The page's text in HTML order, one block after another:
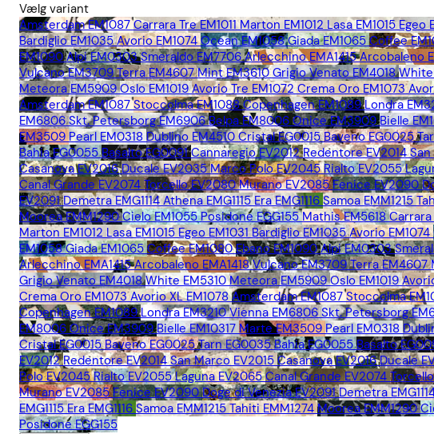
Vælg variant
Amsterdam EM1087 Carrara Tre EM1011 Marton EM1012 Lasa EM1015 Egeo
Bardiglio EM1035 Avorio EM1074 Ocean EM1058 Giada EM1065 Coffee
EM1090 Alpi EM0303 Smeraldo EM7706 Arlecchino EMA1415 Arcobaleno
Vulcano EM3709 Terra EM4607 Mint EM3610 Grigio Venato EM4018 White
Meteora EM5909 Oslo EM1019 Avorio Tre EM1072 Crema Oro EM1073
Amsterdam EM1087 Stoccolma EM1088 Copenhagen EM1089 Londra
EM6806 Skt. Petersborg EM6906 Belpa EM8006 Onice EM3909 Bielle
EM3509 Pearl EM0318 Dublino EM4510 Cristal EG0015 Baveno EG0025
Bahia EG0055 Basalto EG0091 Cannaregio EV2012 Redentore EV2014
Casanova EV2016 Ducale EV2035 Marco Polo EV2045 Rialto EV2055
Canal Grande EV2074 Torcello EV2080 Murano EV2085 Fenice EV2090
EV2091 Demetra EMG1114 Athena EMG1115 Era EMG1116 Samoa EMM1215
Moorea EMM1290 Cielo EM1055 Posidone EGG155 Mathis EM5618 Carrara
Marton EM1012 Lasa EM1015 Egeo EM1031 Bardiglio EM1035 Avorio EM1074
EM1058 Giada EM1065 Coffee EM1080 Ebano EM1090 Alpi EM0303
Arlecchino EMA1415 Arcobaleno EMA1418 Vulcano EM3709 Terra EM4607
Grigio Venato EM4018 White EM5310 Meteora EM5909 Oslo EM1019
Crema Oro EM1073 Avorio XL EM1078 Amsterdam EM1087 Stoccolma
Copenhagen EM1089 Londra EM3210 Vienna EM6806 Skt. Petersborg
EM8006 Onice EM3909 Bielle EM10317 Marte EM3509 Pearl EM0318
Cristal EG0015 Baveno EG0025 Tarn EG0035 Bahia EG0055 Basalto
EV2012 Redentore EV2014 San Marco EV2015 Casanova EV2016 Ducale
Polo EV2045 Rialto EV2055 Laguna EV2065 Canal Grande EV2074
Murano EV2085 Fenice EV2090 Doge di Venezia EV2091 Demetra
EMG1115 Era EMG1116 Samoa EMM1215 Tahiti EMM1274 Moorea EMM1290
Posidone EGG155